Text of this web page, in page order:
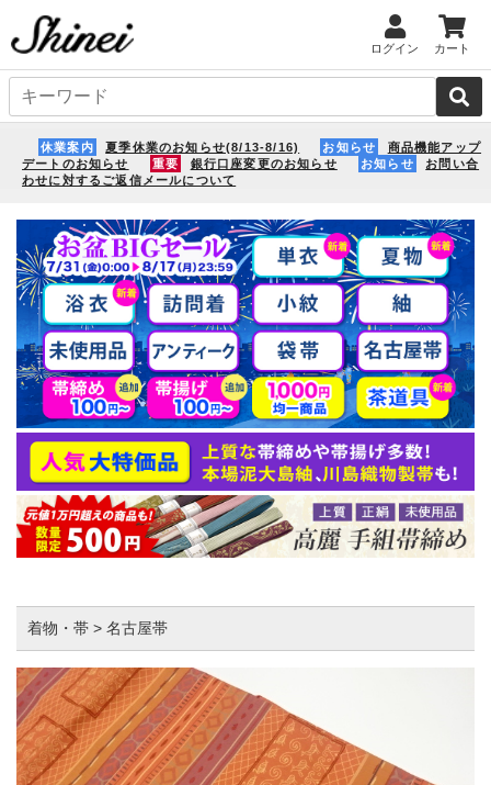
ログイン カート
休業案内 夏季休業のお知らせ(8/13-8/16) お知らせ
商品機能アップ
デートのお知らせ
重要 銀行口座変更のお知らせ お知らせ
お問い合
わせに対するご返信メールについて
着物・帯 > 名古屋帯